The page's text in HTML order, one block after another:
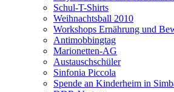
Schul-T-Shirts
Weihnachtsball 2010
Workshops Ernährung und
Antimobbingtag
Marionetten-AG
Austauschschüler
Sinfonia Piccola
Spende an Kinderheim in